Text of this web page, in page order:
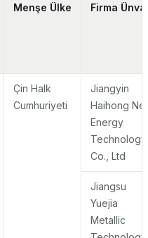
Menşe Ülke Firma
Çin Halk
Cumhuriyeti
Jiangyin
Haihong
Energy
Technology
Co., Ltd
Jiangsu
Yuejia
Metallic